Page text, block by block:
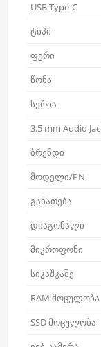
USB Type-C
ტიპი
ფერი
წონა
სერია
3.5 mm Audio
ბრენდი
მოდელი/PN
განათება
დიაგონალი
მიკროფონი
სიკაშკაშე
RAM მოცულობა
SSD მოცულობა